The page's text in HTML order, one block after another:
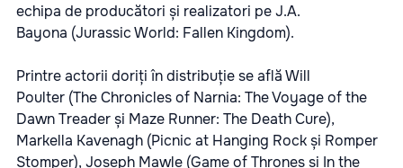
echipa de producători și realizatori pe J.A.
Bayona (Jurassic World: Fallen Kingdom).
Printre actorii doriți în distribuție se află Will
Poulter (The Chronicles of Narnia: The Voyage of the
Dawn Treader și Maze Runner: The Death Cure),
Markella Kavenagh (Picnic at Hanging Rock și Romper
Stomper), Joseph Mawle (Game of Thrones și In the